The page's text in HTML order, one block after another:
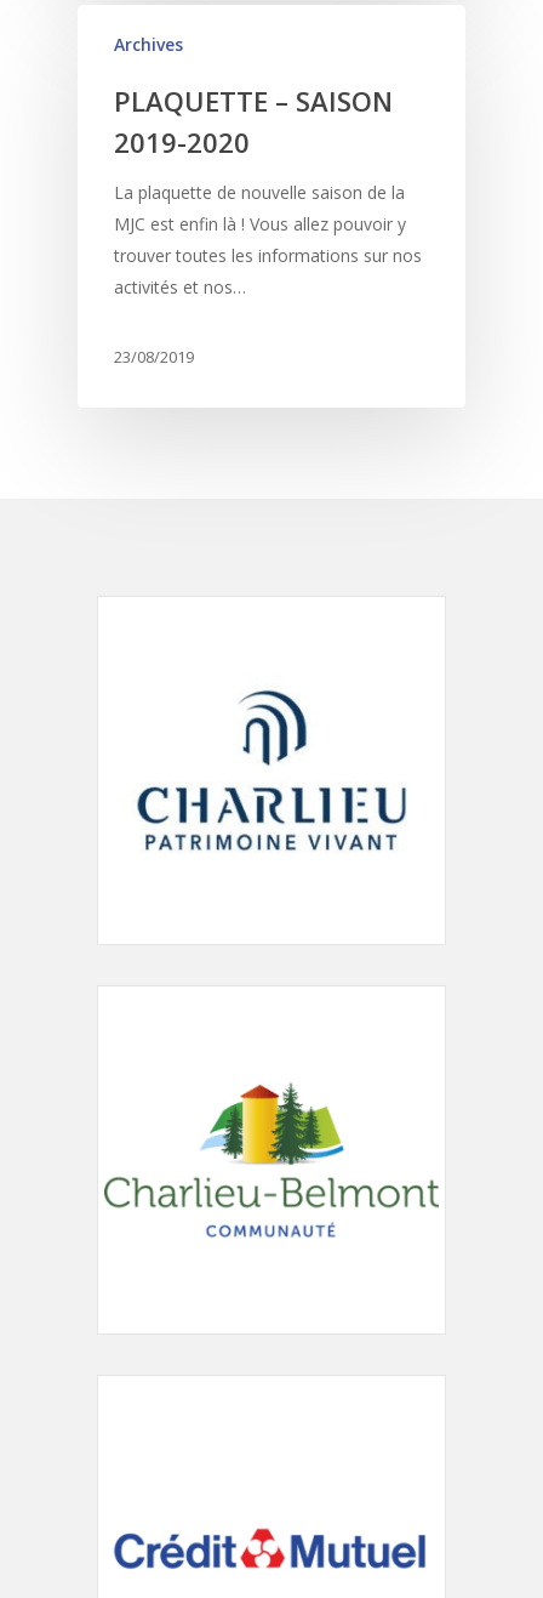
Archives
PLAQUETTE – SAISON
2019-2020
La plaquette de nouvelle saison de la
MJC est enfin là ! Vous allez pouvoir y
trouver toutes les informations sur nos
activités et nos…
23/08/2019